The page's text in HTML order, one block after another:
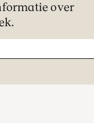
over